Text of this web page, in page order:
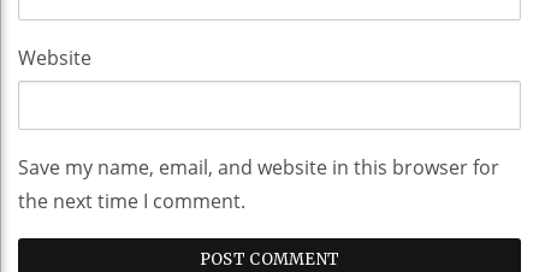
Website
Save my name, email, and website in this browser for
the next time I comment.